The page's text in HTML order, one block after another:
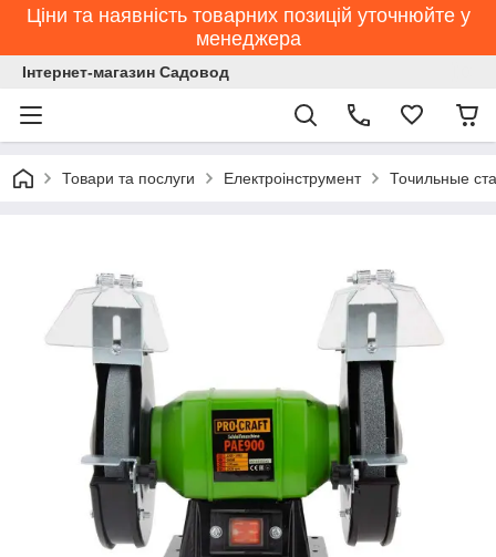
Ціни та наявність товарних позицій уточнюйте у
менеджера
Інтернет-магазин Садовод
Товари та послуги Електроінструмент Точильные